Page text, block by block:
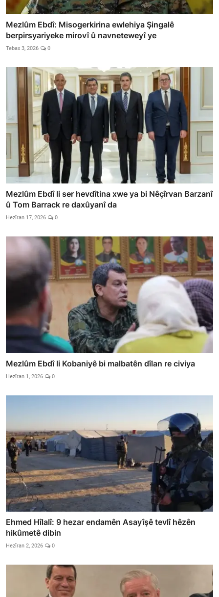
Mezlûm Ebdî: Misogerkirina ewlehiya Şingalê
berpirsyariyeke mirovî û navneteweyî ye
Tebax 3, 2026 0
Mezlûm Ebdî li ser hevdîtina xwe ya bi Nêçîrvan Barzanî
û Tom Barrack re daxûyanî da
Hezîran 17, 2026 0
Mezlûm Ebdî li Kobaniyê bi malbatên dîlan re civiya
Hezîran 1, 2026 0
Ehmed Hîlalî: 9 hezar endamên Asayîşê tevlî hêzên
hikûmetê dibin
Hezîran 2, 2026 0